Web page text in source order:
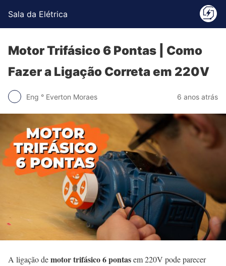
Sala da Elétrica
Motor Trifásico 6 Pontas | Como
Fazer a Ligação Correta em 220V
Eng ° Everton Moraes 6 anos atrás
A ligação demotor trifásico 6 pontasem 220V pode parecer